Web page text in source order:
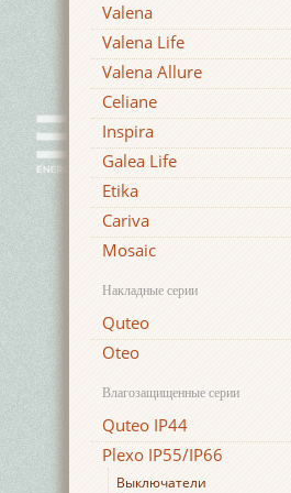
Valena
Valena Life
Valena Allure
Celiane
Inspira
Galea Life
Etika
Cariva
Mosaic
Накладные серии
Quteo
Oteo
Влагозащищенные серии
Quteo IP44
Plexo IP55/IP66
Выключатели